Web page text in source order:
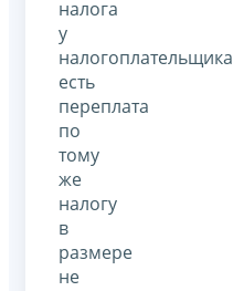
налога
у
налогоплательщика
есть
переплата
по
тому
же
налогу
в
размере
не